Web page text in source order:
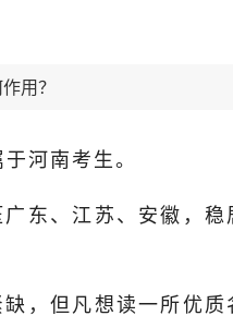
用？
河南考生。
东、江苏、安徽，稳
，但凡想读一所优质